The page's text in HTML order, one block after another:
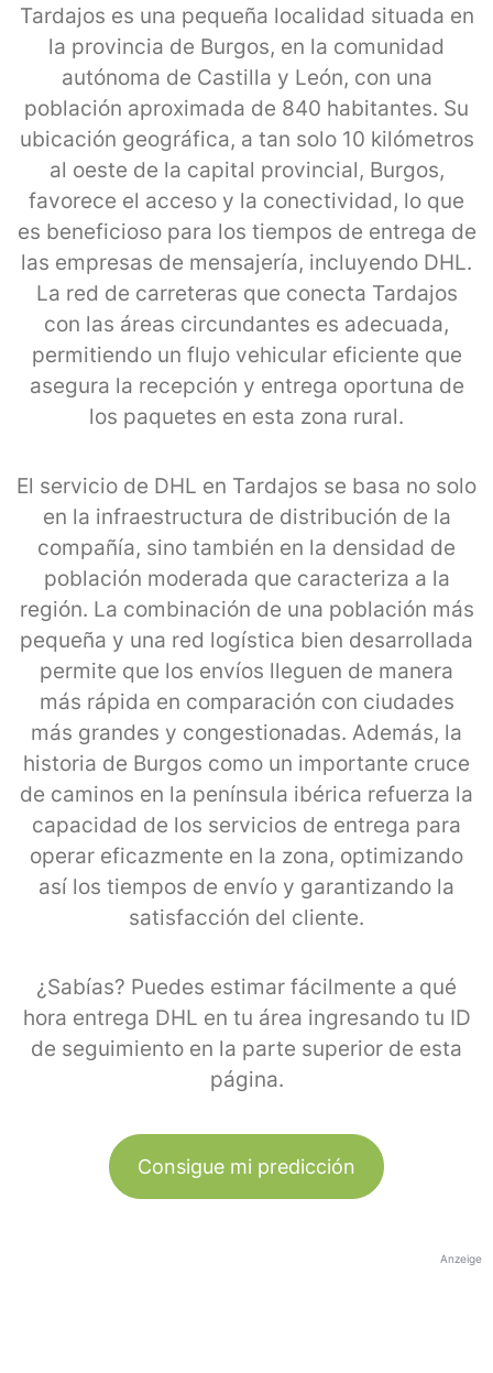
Tardajos es una pequeña localidad situada en
la provincia de Burgos, en la comunidad
autónoma de Castilla y León, con una
población aproximada de 840 habitantes. Su
ubicación geográfica, a tan solo 10 kilómetros
al oeste de la capital provincial, Burgos,
favorece el acceso y la conectividad, lo que
es beneficioso para los tiempos de entrega de
las empresas de mensajería, incluyendo DHL.
La red de carreteras que conecta Tardajos
con las áreas circundantes es adecuada,
permitiendo un flujo vehicular eficiente que
asegura la recepción y entrega oportuna de
los paquetes en esta zona rural.
El servicio de DHL en Tardajos se basa no solo
en la infraestructura de distribución de la
compañía, sino también en la densidad de
población moderada que caracteriza a la
región. La combinación de una población más
pequeña y una red logística bien desarrollada
permite que los envíos lleguen de manera
más rápida en comparación con ciudades
más grandes y congestionadas. Además, la
historia de Burgos como un importante cruce
de caminos en la península ibérica refuerza la
capacidad de los servicios de entrega para
operar eficazmente en la zona, optimizando
así los tiempos de envío y garantizando la
satisfacción del cliente.
¿Sabías? Puedes estimar fácilmente a qué
hora entrega DHL en tu área ingresando tu ID
de seguimiento en la parte superior de esta
página.
Consigue mi predicción
Anzeige